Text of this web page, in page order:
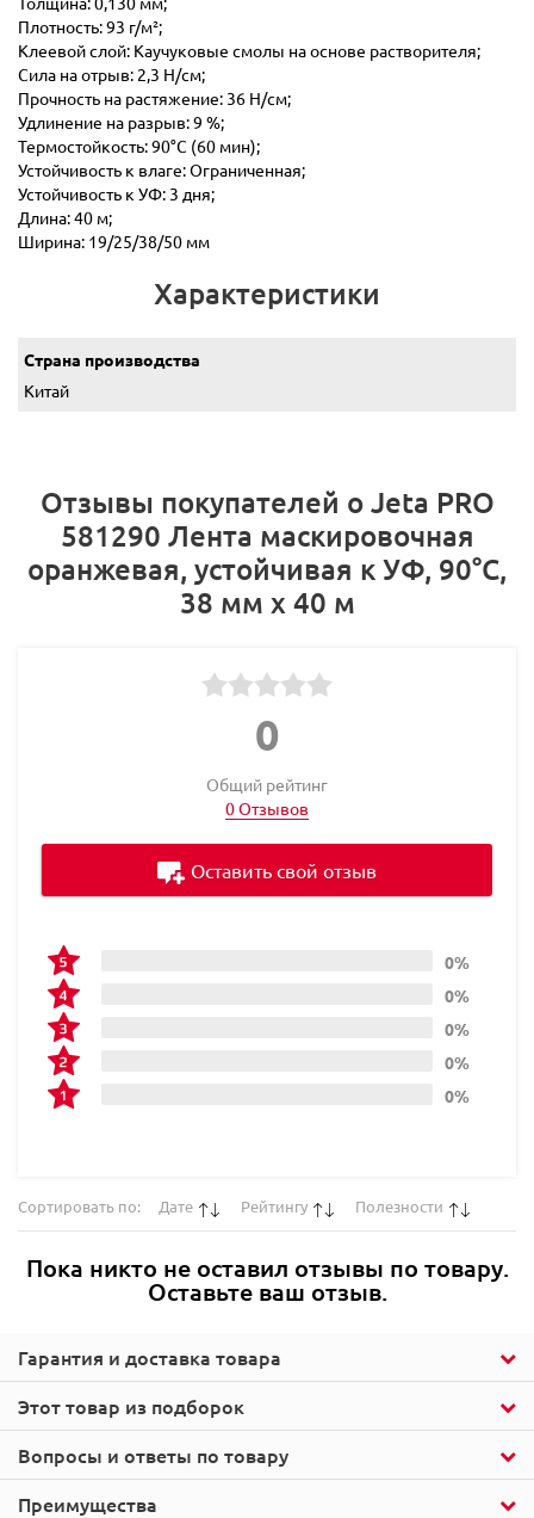
Плотность: 93 г/м²;
Клеевой слой: Каучуковые смолы на основе растворителя;
Сила на отрыв: 2,3 Н/см;
Прочность на растяжение: 36 Н/см;
Удлинение на разрыв: 9 %;
Термостойкость: 90°C (60 мин);
Устойчивость к влаге: Ограниченная;
Устойчивость к УФ: 3 дня;
Длина: 40 м;
Ширина: 19/25/38/50 мм
Характеристики
Страна производства
Китай
Этот товар из подборок
Гарантия и доставка товара
Отзывы покупателей о Jeta PRO
581290 Лента маскировочная
оранжевая, устойчивая к УФ, 90°С,
38 мм x 40 м
0
Общий рейтинг
0 Отзывов
0%
0%
0%
0%
0%
Оставить свой отзыв
Сортировать по: Дате Рейтингу Полезности
Пока никто не оставил отзывы по товару.
Оставьте ваш отзыв.
Вопросы и ответы по товару
Преимущества